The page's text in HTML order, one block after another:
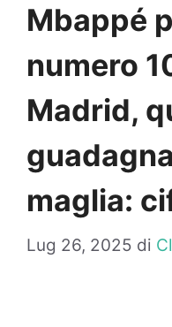
Mbappé
numero
Madrid,
maglia:
Lug 26, 2025 di